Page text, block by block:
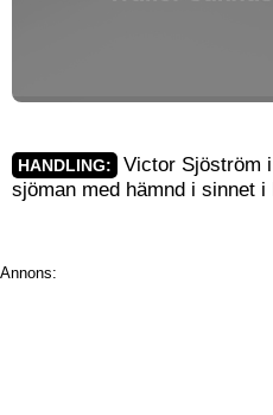
HANDLING:
Victor Sjöström
sjöman med hämnd i sinnet
Annons: